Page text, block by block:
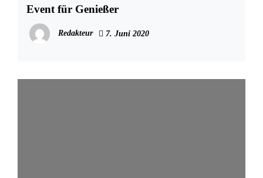
Event für Genießer
Redakteur 7. Juni 2020